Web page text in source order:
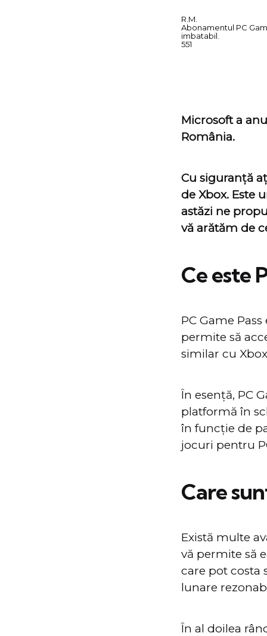
R.M.
Abonamentul PC
imbatabil.
551
Microsoft a
România.
Cu siguranță
de Xbox. Este
astăzi ne
vă arătăm de
Ce este
PC Game
permite să
similar cu
În esență, PC
platformă în
în funcție de
jocuri pentru
Care
Există multe
vă permite să
care pot costa
lunare
În al doilea